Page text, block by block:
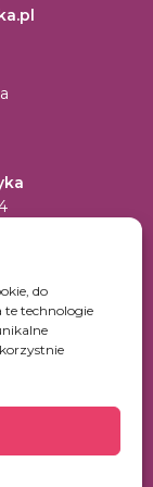
do
technologie